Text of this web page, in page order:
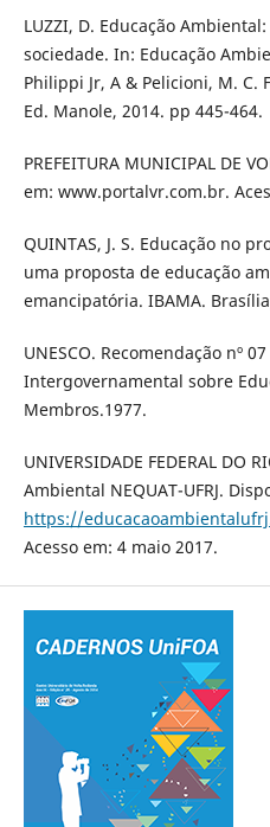
LUZZI, D. Educação
sociedade. In: Educação
Philippi Jr, A & Pelicioni, M. C.
Ed. Manole, 2014. pp 445-464.
PREFEITURA MUNICIPAL DE
em: www.portalvr.com.br.
QUINTAS, J. S. Educação no
uma proposta de educação
emancipatória. IBAMA.
UNESCO. Recomendação nº
Intergovernamental sobre
Membros.1977.
UNIVERSIDADE FEDERAL DO
Ambiental NEQUAT-UFRJ.
https://
Acesso em: 4 maio 2017.